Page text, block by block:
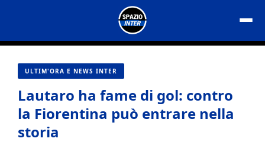
contenuto
ULTIM'ORA E NEWS INTER
Lautaro ha fame di gol: contro
la Fiorentina può entrare nella
storia